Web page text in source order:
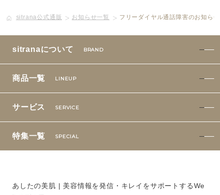
はじめての方へ
ご使用方法・ステップ
ベストコスメ受賞履歴
bメディア
sitrana公式通販 お知らせ一覧 フリーダイヤル通話障害のお知ら
sitranaについて BRAND
商品一覧 LINEUP
サービス SERVICE
特集一覧 SPECIAL
あしたの美肌 | 美容情報を発信・キレイをサポートするWe